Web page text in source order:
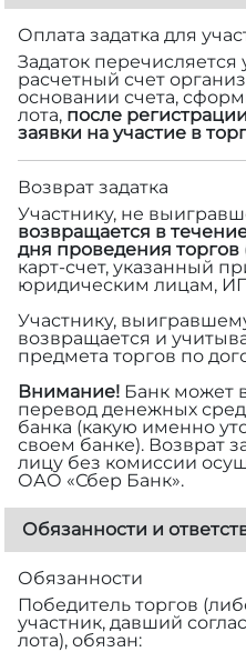
Оплата задатка для
Задаток перечисляется
расчетный счет
основании счета,
лота, после
заявки на участие в
Возврат задатка
Участнику, не
возвращается в
дня проведения торгов
карт-счет, указанный
юридическим лицам,
Участнику,
возвращается и
предмета торгов по
Внимание! Банк может
перевод денежных
банка (какую именно
своем банке). Возврат
лицу без комиссии
ОАО «Сбер Банк».
Обязанности и
Обязанности
Победитель торгов
участник, давший
лота), обязан: